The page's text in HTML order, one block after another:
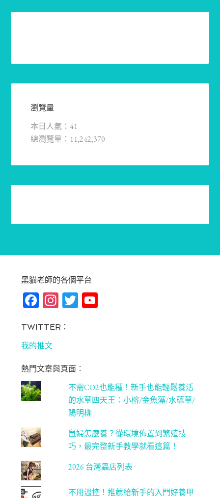
瀏覽量
本日人氣：41
總瀏覽量：11,242,370
黑貓老師的各個平台
Fa
bo
ok
In
ag
m
T Yo
C
ha
n
ne
l
TWITTER：
我的推文
熱門文章與頁面︰
不需CO2也能種！新手也能輕鬆養活
的水草四天王：小榕/金魚藻/水蘊草/
陽明柳
鼠婦怎麼養？從環境佈置到繁殖技
巧，最完整新手教學就看這篇！
2026 台灣蟲店列表
不用溫控！推薦給新手的入門好養甲